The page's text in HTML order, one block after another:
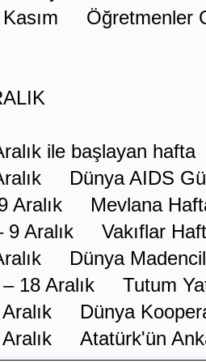
Kasım Öğretmenler
ile başlayan
Dünya AIDS
Aralık Mevlana
9 Aralık Vakıflar
Dünya
18 Aralık Tutum
Aralık Dünya
Aralık Atatürk'ün